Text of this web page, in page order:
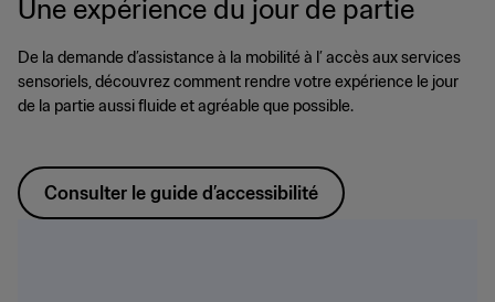
Une expérience du jour de partie
De la demande d’assistance à la mobilité à l’ accès aux services
sensoriels, découvrez comment rendre votre expérience le jour
de la partie aussi fluide et agréable que possible.
Consulter le guide d’accessibilité